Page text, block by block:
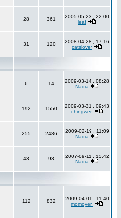
28 361
2005-05-23 , 22:00
leaf
31 120
2008-04-28 , 17:16
catslover
6 14
2009-03-14 , 08:28
Nadia
192 1550
2009-03-31 , 09:43
chingwen
255 2486
2009-02-19 , 11:09
Nadia
43 93
2007-09-11 , 13:42
Nadia
112 832
2009-04-01 , 11:40
momoyen